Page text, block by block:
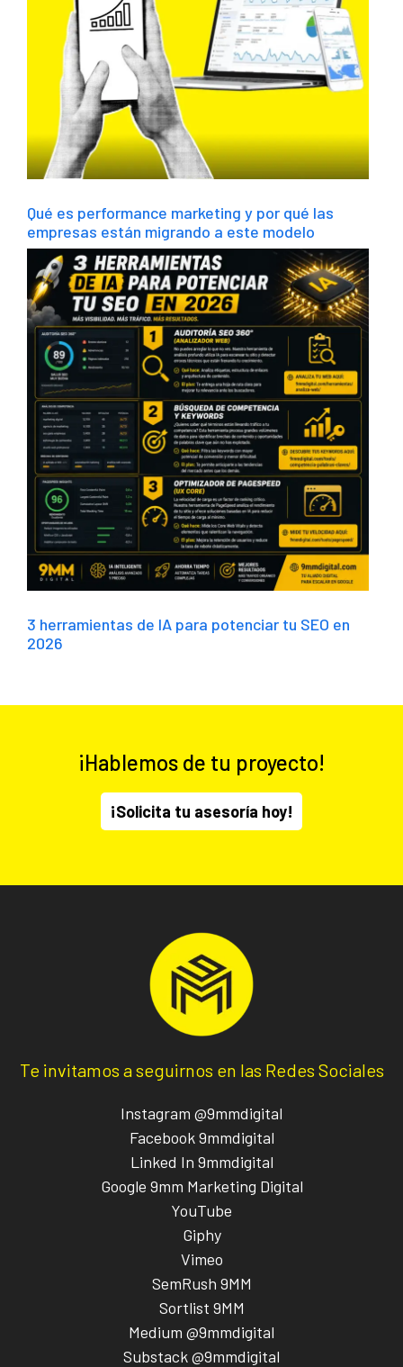
Qué es performance marketing y por qué las
empresas están migrando a este modelo
3 herramientas de IA para potenciar tu SEO en
2026
¡Hablemos de tu proyecto!
¡Solicita tu asesoría hoy!
Te invitamos a seguirnos en las Redes Sociales
Instagram @9mmdigital
Facebook 9mmdigital
Linked In 9mmdigital
Google 9mm Marketing Digital
YouTube
Giphy
Vimeo
SemRush 9MM
Sortlist 9MM
Medium @9mmdigital
Substack @9mmdigital